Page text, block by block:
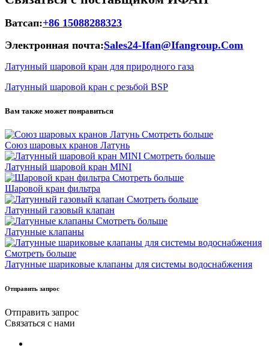
Ватсап:+86 15088288323
Электронная почта:Sales24-Ifan@Ifangroup.Com
Латунный шаровой кран для природного газа
Латунный шаровой кран с резьбой BSP
Вам также может понравиться
Смотреть больше
Союз шаровых кранов Латунь
Смотреть больше
Латунный шаровой кран MINI
Смотреть больше
Шаровой кран фильтра
Смотреть больше
Латунный газовый клапан
Смотреть больше
Латунные клапаны
Смотреть больше
Латунные шариковые клапаны для системы водоснабжения
Отправить запрос
Отправить запрос
Связаться с нами